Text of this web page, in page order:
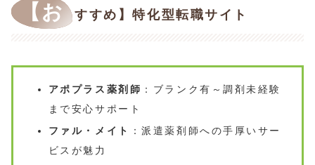
【お すすめ】特化型転職サイト
アポプラス薬剤師 ：ブランク有～調剤未経験
まで安心サポート
ファル・メイト
：派遣薬剤師への手厚いサー
ビスが魅力